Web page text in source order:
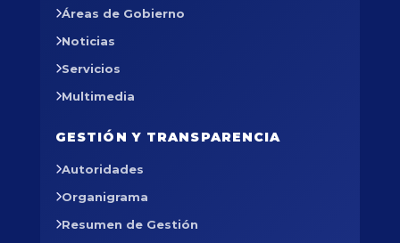
Áreas de Gobierno
Noticias
Servicios
Multimedia
GESTIÓN Y TRANSPARENCIA
Autoridades
Organigrama
Resumen de Gestión